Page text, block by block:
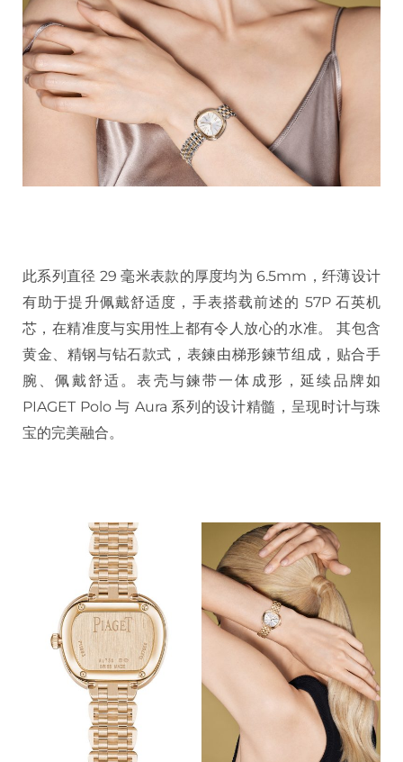
此系列直径 29 毫米表款的厚度均为 6.5mm，纤薄设计
有助于提升佩戴舒适度，手表搭载前述的 57P 石英机
芯，在精准度与实用性上都有令人放心的水准。 其包含
黄金、精钢与钻石款式，表鍊由梯形鍊节组成，贴合手
腕、佩戴舒适。表壳与鍊带一体成形，延续品牌如
PIAGET Polo 与 Aura 系列的设计精髓，呈现时计与珠
宝的完美融合。